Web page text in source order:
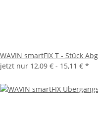
WAVIN smartFIX T - Stück
jetzt nur 12,09 € - 15,11 € *